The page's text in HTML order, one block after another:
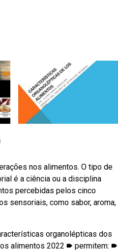
nos alimentos. O tipo de
é a ciência ou a disciplina
percebidas pelos cinco
sensoriais, como sabor, aroma,
organolépticas dos
alimentos 2022 🠶 permitem: 🠶